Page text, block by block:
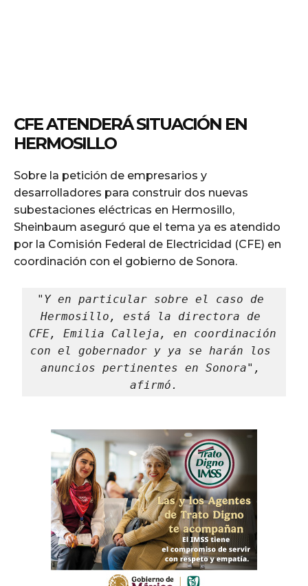
CFE ATENDERÁ SITUACIÓN EN
HERMOSILLO
Sobre la petición de empresarios y
desarrolladores para construir dos nuevas
subestaciones eléctricas en Hermosillo,
Sheinbaum aseguró que el tema ya es atendido
por la Comisión Federal de Electricidad (CFE) en
coordinación con el gobierno de Sonora.
"Y en particular sobre el caso de
Hermosillo, está la directora de
CFE, Emilia Calleja, en coordinación
con el gobernador y ya se harán los
anuncios pertinentes en Sonora",
afirmó.